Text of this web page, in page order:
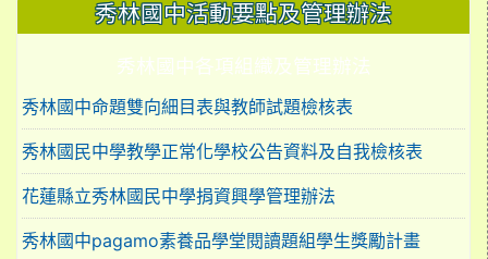
秀林國中活動要點及管理辦法
秀林國中各項組織及管理辦法
秀林國中命題雙向細目表與教師試題檢核表
秀林國民中學教學正常化學校公告資料及自我檢核表
花蓮縣立秀林國民中學捐資興學管理辦法
秀林國中pagamo素養品學堂閱讀題組學生獎勵計畫